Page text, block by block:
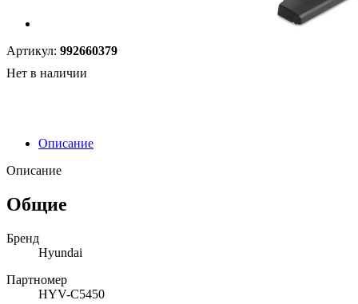
Артикул: 992660379
Нет в наличии
Описание
Описание
Общие
Бренд
Hyundai
Партномер
HYV-C5450